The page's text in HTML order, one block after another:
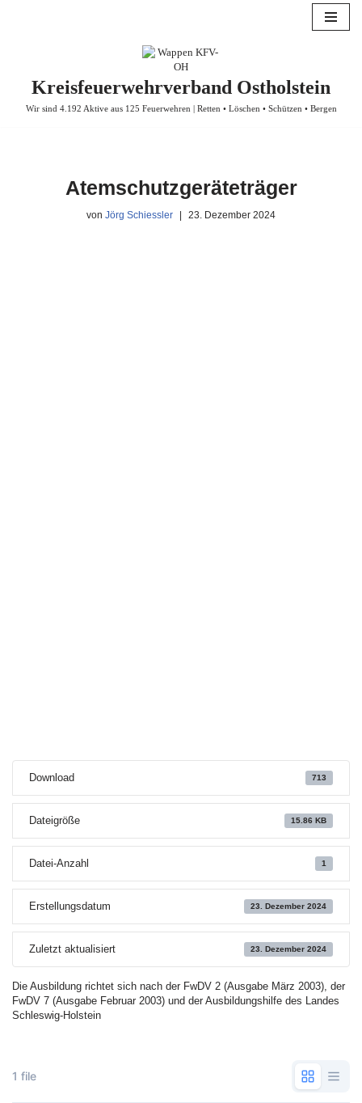
Kreisfeuerwehrverband Ostholstein
Wir sind 4.192 Aktive aus 125 Feuerwehren | Retten • Löschen • Schützen • Bergen
Atemschutzgeräteträger
von Jörg Schiessler 23. Dezember 2024
Download 713
Dateigröße 15.86 KB
Datei-Anzahl 1
Erstellungsdatum 23. Dezember 2024
Zuletzt aktualisiert 23. Dezember 2024
Die Ausbildung richtet sich nach der FwDV 2 (Ausgabe März 2003), der
FwDV 7 (Ausgabe Februar 2003) und der Ausbildungshilfe des Landes
Schleswig-Holstein
1 file